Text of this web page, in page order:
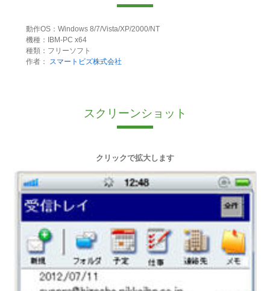
動作OS：Windows 8/7/Vista/XP/2000/NT
機種：IBM-PC x64
種類：フリーソフト
作者：
スマートビズ株式会社
スクリーンショット
クリックで拡大します